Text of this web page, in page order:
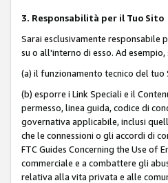
3. Responsabilità per il Tuo Sito
Sarai esclusivamente responsabile
su o all'interno di esso. Ad
(a) il funzionamento tecnico del
(b) esporre i Link Speciali e il
permesso, linea guida, codice di
governativa applicabile, inclusi
che le connessioni o gli accordi di
FTC Guides Concerning the Use of
commerciale e a combattere gli
relativa alla vita privata e alle